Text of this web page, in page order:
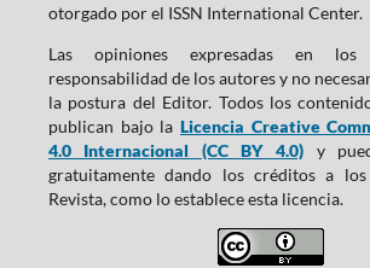
otorgado por el ISSN International Center.
Las opiniones expresadas en
responsabilidad de los autores y no
la postura del Editor. Todos los
publican bajo la Licencia Creative
4.0 Internacional (CC BY 4.0) y
gratuitamente dando los créditos a
Revista, como lo establece esta licencia.